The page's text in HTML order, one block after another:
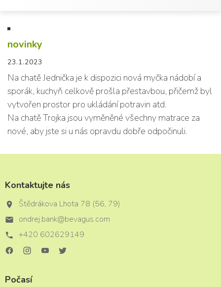
novinky
23.1.2023
Na chatě Jednička je k dispozici nová myčka nádobí a
sporák, kuchyň celkově prošla přestavbou, přičemž byl
vytvořen prostor pro ukládání potravin atd.
Na chatě Trojka jsou vyměněné všechny matrace za
nové, aby jste si u nás opravdu dobře odpočinuli.
Kontaktujte nás
Štědrákova Lhota 78 (56, 79)
ondrej.bank@bevagus.com
+420 602629149
Počasí